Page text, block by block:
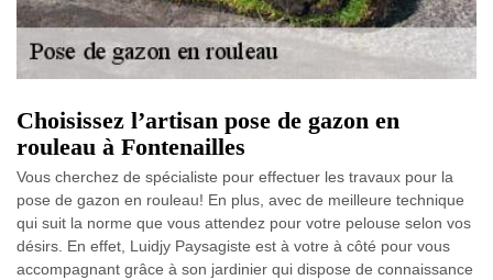
Choisissez l’artisan pose de gazon en
rouleau à Fontenailles
Vous cherchez de spécialiste pour effectuer les travaux pour la
pose de gazon en rouleau! En plus, avec de meilleure technique
qui suit la norme que vous attendez pour votre pelouse selon vos
désirs. En effet, Luidjy Paysagiste est à votre à côté pour vous
accompagnant grâce à son jardinier qui dispose de connaissance